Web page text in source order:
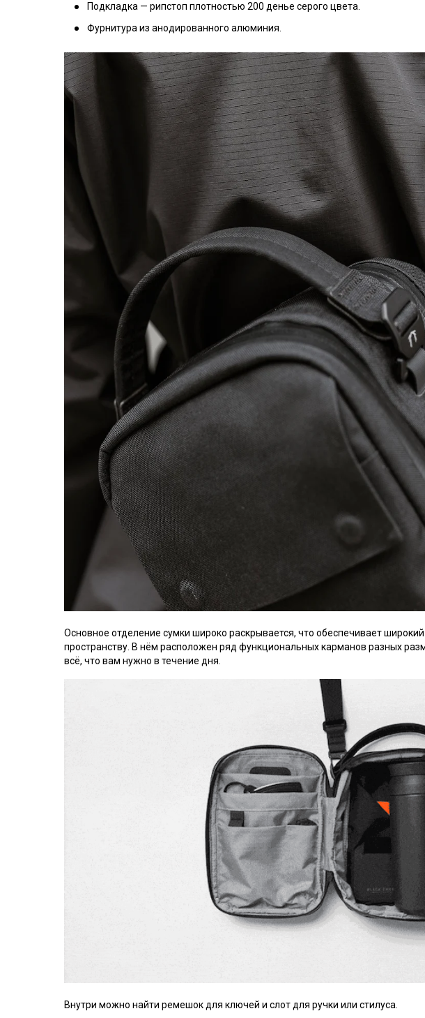
Подкладка — рипстоп плотностью 200 денье серого цвета.
Фурнитура из анодированного алюминия.
Основное отделение сумки широко раскрывается, что обеспечивает
пространству. В нём расположен ряд функциональных карманов разных
всё, что вам нужно в течение дня.
Внутри можно найти ремешок для ключей и слот для ручки или стилуса.